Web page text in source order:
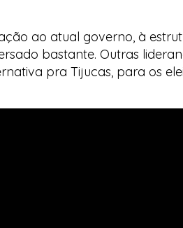
ao atual governo, à
bastante. Outras
pra Tijucas, para os